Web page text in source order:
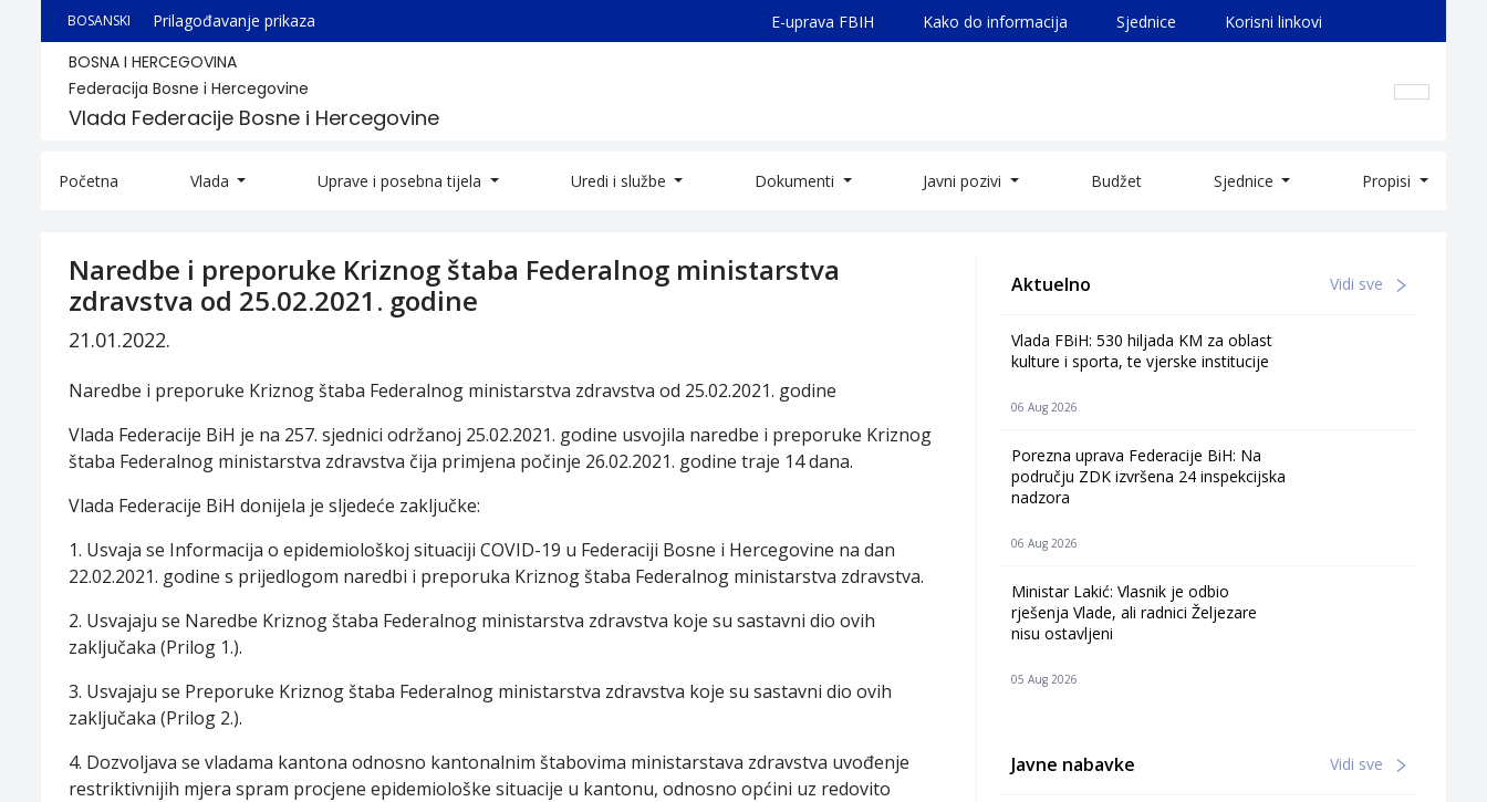
BOSANSKI Prilagođavanje prikaza E-uprava FBIH Kako do informacija Sjednice Korisni linkovi
BOSNA I HERCEGOVINA
Federacija Bosne i Hercegovine
Vlada Federacije Bosne i Hercegovine
Početna Vlada Uprave i posebna tijela Uredi i službe Dokumenti Javni pozivi Budžet Sjednice Propisi
Naredbe i preporuke Kriznog štaba Federalnog ministarstva
zdravstva od 25.02.2021. godine
21.01.2022.
Naredbe i preporuke Kriznog štaba Federalnog ministarstva zdravstva od 25.02.2021. godine
Vlada Federacije BiH je na 257. sjednici održanoj 25.02.2021. godine usvojila naredbe i preporuke Kriznog
štaba Federalnog ministarstva zdravstva čija primjena počinje 26.02.2021. godine traje 14 dana.
Vlada Federacije BiH donijela je sljedeće zaključke:
1. Usvaja se Informacija o epidemiološkoj situaciji COVID-19 u Federaciji Bosne i Hercegovine na dan
22.02.2021. godine s prijedlogom naredbi i preporuka Kriznog štaba Federalnog ministarstva zdravstva.
2. Usvajaju se Naredbe Kriznog štaba Federalnog ministarstva zdravstva koje su sastavni dio ovih
zaključaka (Prilog 1.).
3. Usvajaju se Preporuke Kriznog štaba Federalnog ministarstva zdravstva koje su sastavni dio ovih
zaključaka (Prilog 2.).
4. Dozvoljava se vladama kantona odnosno kantonalnim štabovima ministarstava zdravstva uvođenje
restriktivnijih mjera spram procjene epidemiološke situacije u kantonu, odnosno općini uz redovito
Aktuelno Vidi sve
Vlada FBiH: 530 hiljada KM za oblast
kulture i sporta, te vjerske institucije
06 Aug 2026
Porezna uprava Federacije BiH: Na
području ZDK izvršena 24 inspekcijska
nadzora
06 Aug 2026
Ministar Lakić: Vlasnik je odbio
rješenja Vlade, ali radnici Željezare
nisu ostavljeni
05 Aug 2026
Javne nabavke Vidi sve